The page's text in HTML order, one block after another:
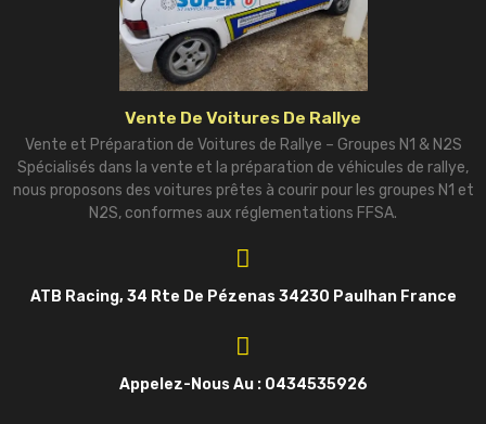
Vente De Voitures De Rallye
Vente et Préparation de Voitures de Rallye – Groupes N1 & N2S
Spécialisés dans la vente et la préparation de véhicules de rallye,
nous proposons des voitures prêtes à courir pour les groupes N1 et
N2S, conformes aux réglementations FFSA.
ATB Racing, 34 Rte De Pézenas 34230 Paulhan France
Appelez-Nous Au : 0434535926